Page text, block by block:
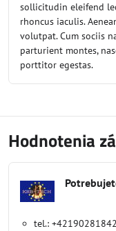
sollicitudin eleifend
rhoncus iaculis.
volutpat. Cum sociis
parturient montes,
porttitor egestas.
Hodnotenia
tel.: